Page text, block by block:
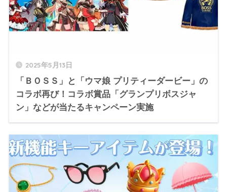
2025年5月13日
「ＢＯＳＳ」と「ウマ娘 プリティーダービー」の
コラボ再び！コラボ賞品「グランプリボスジャ
ン」などが当たるキャンペーン実施